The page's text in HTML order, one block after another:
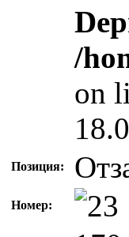
/
on
Позиция:
Номер: